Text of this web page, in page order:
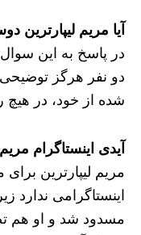
آیا مریم لیپارترین
در پاسخ به این
دو نفر هرگز
شده از خود، در هیچ
آیدی اینستاگرام
مریم لیپارترین
اینستاگرامی ندارد
مسدود شد و او هم